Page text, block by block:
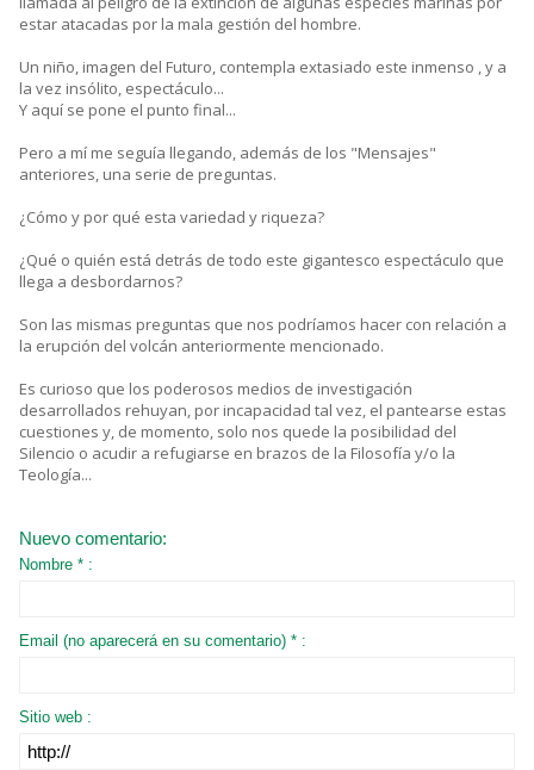
estar atacadas por la mala gestión del hombre.
Un niño, imagen del Futuro, contempla extasiado este inmenso , y a
la vez insólito, espectáculo...
Y aquí se pone el punto final...
Pero a mí me seguía llegando, además de los "Mensajes"
anteriores, una serie de preguntas.
¿Cómo y por qué esta variedad y riqueza?
¿Qué o quién está detrás de todo este gigantesco espectáculo que
llega a desbordarnos?
Son las mismas preguntas que nos podríamos hacer con relación a
la erupción del volcán anteriormente mencionado.
Es curioso que los poderosos medios de investigación
desarrollados rehuyan, por incapacidad tal vez, el pantearse estas
cuestiones y, de momento, solo nos quede la posibilidad del
Silencio o acudir a refugiarse en brazos de la Filosofía y/o la
Teología...
Nuevo comentario:
Nombre * :
Email (no aparecerá en su comentario) * :
Sitio web :